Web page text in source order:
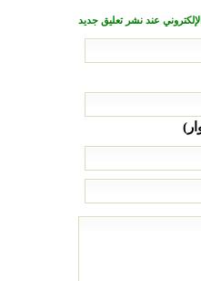
الإلكتروني عند نشر تعليق جديد